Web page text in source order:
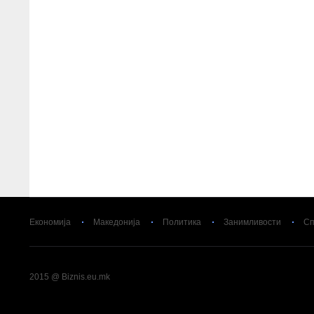
Економија Македонија Политика Занимливости
2015 @ Biznis.eu.mk